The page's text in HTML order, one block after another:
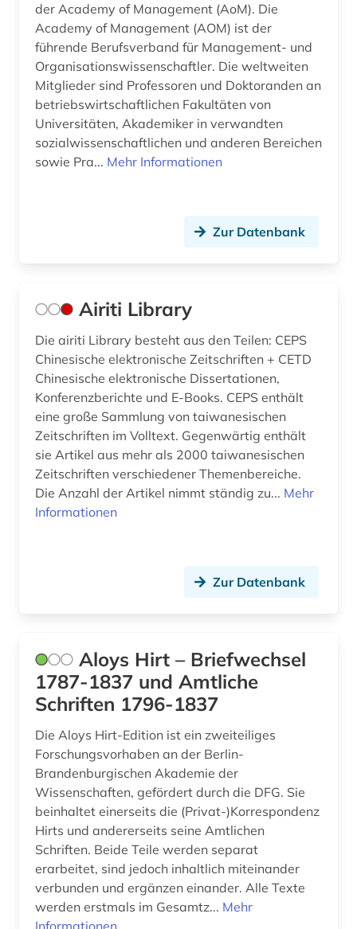
deutsche forschungsgemeinschaft (2)
deutschland (16)
deutschland (ddr) (1)
deutschland (gebiet unter alliierter besatzung,
sowjetische zone) (1)
deutschland forschungsprojekt bibliographie
digital object identifier (1)
digitalisat (1)
digitalisate (1)
diplomarbeit (3)
discovery service (1)
dissertation (4)
doi (1)
dresden (1)
drittmittel (1)
drittmittelforschung (1)
e-learning (3)
edition (1)
elektronik (1)
elektronische ressource (1)
elektronische zeitschrift (2)
der Academy of Management (AoM). Die
Academy of Management (AOM) ist der
führende Berufsverband für Management- und
Organisationswissenschaftler. Die weltweiten
Mitglieder sind Professoren und Doktoranden an
betriebswirtschaftlichen Fakultäten von
Universitäten, Akademiker in verwandten
sozialwissenschaftlichen und anderen Bereichen
sowie Pra... Mehr Informationen
Zur Datenbank
Airiti Library
Die airiti Library besteht aus den Teilen: CEPS
Chinesische elektronische Zeitschriften + CETD
Chinesische elektronische Dissertationen,
Konferenzberichte und E-Books. CEPS enthält
eine große Sammlung von taiwanesischen
Zeitschriften im Volltext. Gegenwärtig enthält
sie Artikel aus mehr als 2000 taiwanesischen
Zeitschriften verschiedener Themenbereiche.
Die Anzahl der Artikel nimmt ständig zu... Mehr
Informationen
Zur Datenbank
Aloys Hirt – Briefwechsel
1787-1837 und Amtliche
Schriften 1796-1837
Die Aloys Hirt-Edition ist ein zweiteiliges
Forschungsvorhaben an der Berlin-
Brandenburgischen Akademie der
Wissenschaften, gefördert durch die DFG. Sie
beinhaltet einerseits die (Privat-)Korrespondenz
Hirts und andererseits seine Amtlichen
Schriften. Beide Teile werden separat
erarbeitet, sind jedoch inhaltlich miteinander
verbunden und ergänzen einander. Alle Texte
werden erstmals im Gesamtz... Mehr